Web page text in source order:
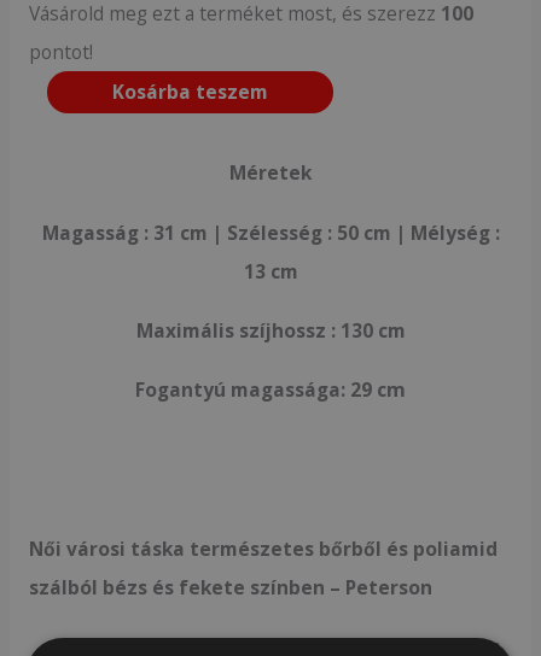
Vásárold meg ezt a terméket most, és szerezz 100
pontot!
Kosárba teszem
Méretek
Magasság : 31 cm | Szélesség : 50 cm | Mélység :
13 cm
Maximális szíjhossz : 130 cm
Fogantyú magassága: 29 cm
Női városi táska természetes bőrből és poliamid
szálból bézs és fekete színben – Peterson
Univerzális szabás, sok alkalomra alkalmas.